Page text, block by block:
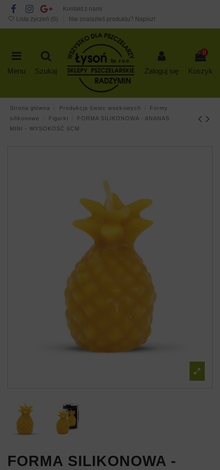
Kontakt z nami
Lista życzeń (0) Nie znalazłeś produktu? Napisz!
Menu Szukaj Zaloguj się
0
Koszyk
Strona główna Produkcja świec woskowych
Formy
silikonowe
Figurki
FORMA SILIKONOWA - ANANAS
MINI - WYSOKOŚĆ 6CM
FORMA SILIKONOWA -